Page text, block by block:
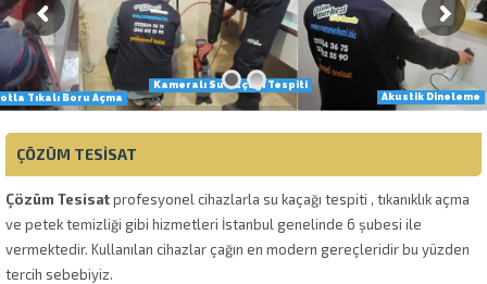
Kameralı Su Kaçağı Tespiti
Tıkalı Boru Açma
Akustik Dineleme
ÇÖZÜM TESISAT
Çözüm Tesisatprofesyonel cihazlarla su kaçağı tespiti , tıkanıklık açma
ve petek temizliği gibi hizmetleri İstanbul genelinde 6 şubesi ile
vermektedir. Kullanılan cihazlar çağın en modern gereçleridir bu yüzden
tercih sebebiyiz.